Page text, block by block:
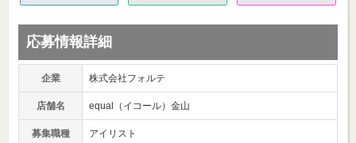
応募情報詳細
企業 株式会社フォルテ
店舗名 equal（イコール）金山
募集職種 アイリスト